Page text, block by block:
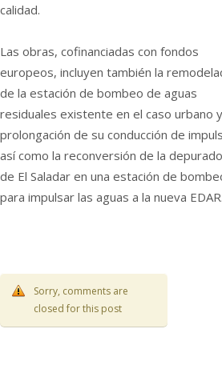
calidad.
Las obras, cofinanciadas con fondos
europeos, incluyen también la
de la estación de bombeo de aguas
residuales existente en el caso urbano
prolongación de su conducción de
así como la reconversión de la
de El Saladar en una estación de
para impulsar las aguas a la nueva EDAR.
Sorry, comments are
closed for this post